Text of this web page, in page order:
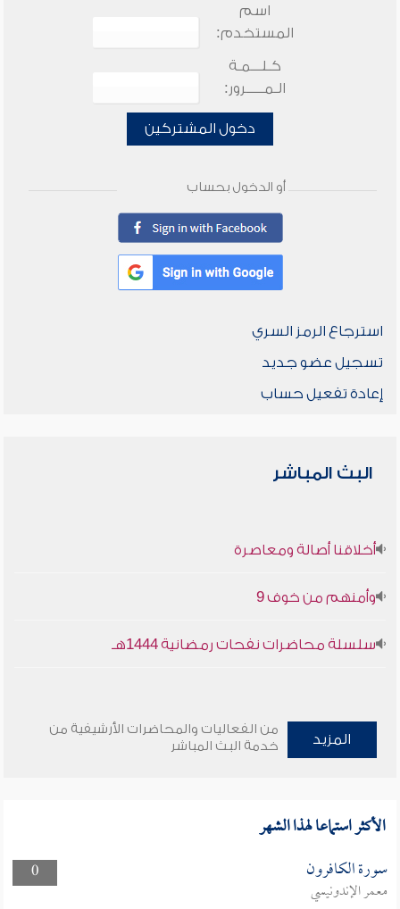
اسم
المستخدم:
كـلـــمـة
الـمـــــرور:
دخول المشتركين
أو الدخول بحساب
استرجاع الرمز السري
تسجيل عضو جديد
إعادة تفعيل حساب
البث المباشر
أخلاقنا أصالة ومعاصرة
وأمنهم من خوف 9
سلسلة محاضرات نفحات رمضانية 1444هـ
المزيد
من الفعاليات والمحاضرات الأرشيفية من
خدمة البث المباشر
الأكثر استماعا لهذا الشهر
0 سورة الكافرون
معمر الإندونيسي